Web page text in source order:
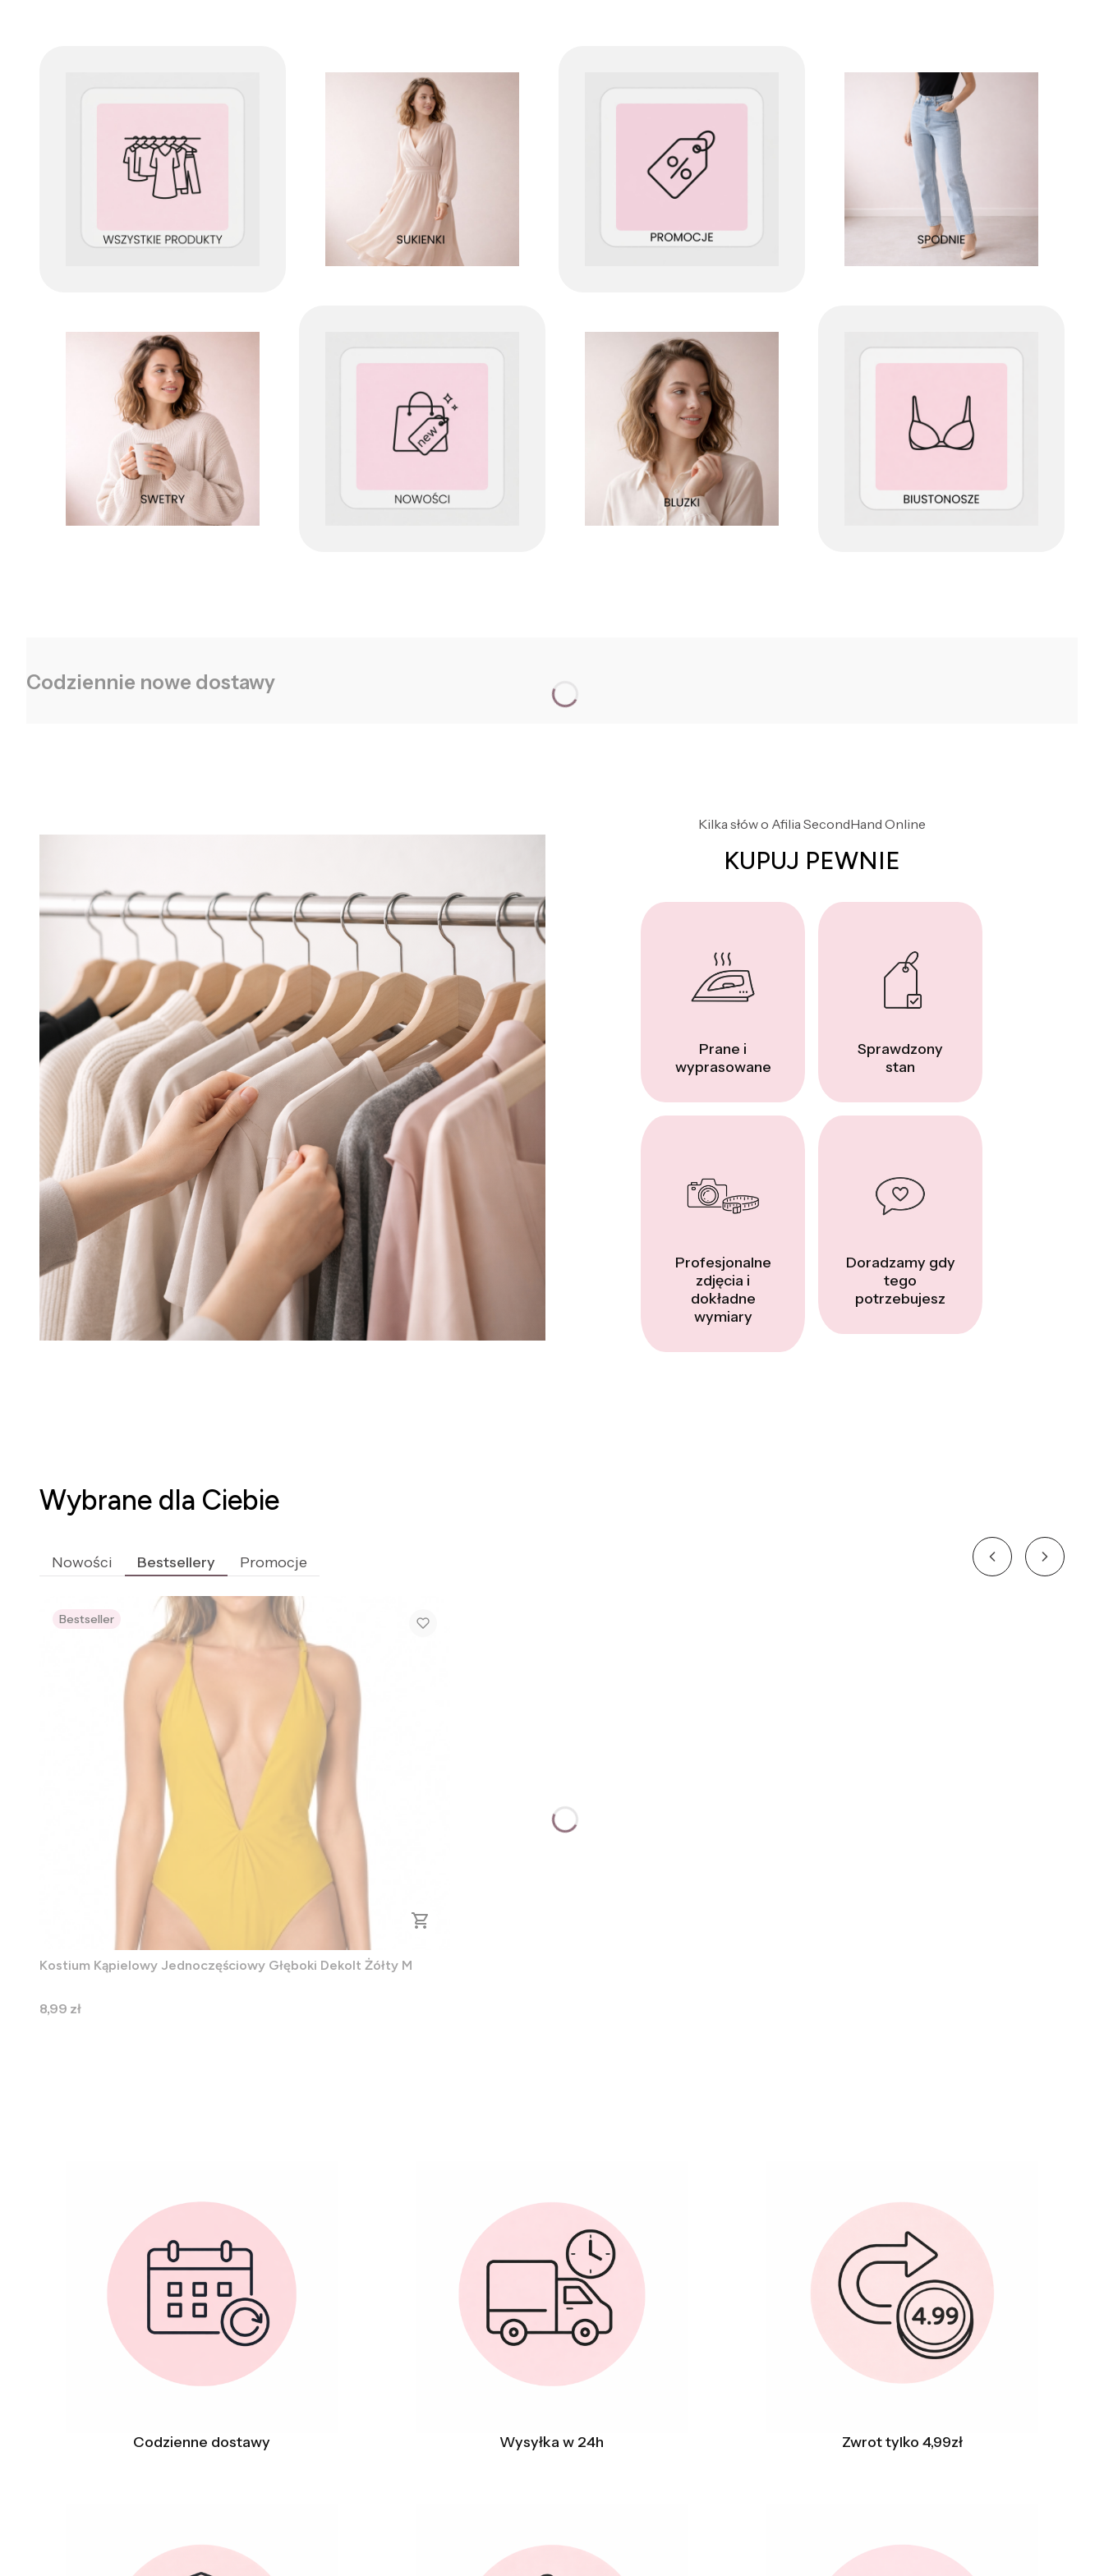
Codziennie nowe dostawy
Kilka słów o Afilia SecondHand Online
KUPUJ PEWNIE
Prane i
wyprasowane
Sprawdzony
stan
Profesjonalne
zdjęcia i
dokładne
wymiary
Doradzamy gdy
tego
potrzebujesz
Wybrane dla Ciebie
Nowości Bestsellery Promocje
Bestseller
Kostium Kąpielowy Jednoczęściowy Głęboki Dekolt Żółty M
Cena
8,99 zł
Codzienne dostawy Wysyłka w 24h Zwrot tylko 4,99zł